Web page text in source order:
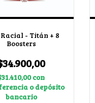
Racial - Titán + 8
Boosters
con
o depósito
bancario